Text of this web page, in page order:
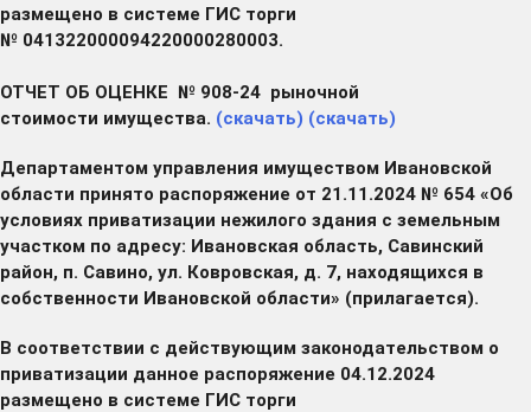
размещено в системе ГИС торги
№ 041322000094220000280003.
ОТЧЕТ ОБ ОЦЕНКЕ № 908-24 рыночной
стоимости имущества. (скачать) (скачать)
Департаментом управления имуществом Ивановской
области принято распоряжение от 21.11.2024 № 654 «Об
условиях приватизации нежилого здания с земельным
участком по адресу: Ивановская область, Савинский
район, п. Савино, ул. Ковровская, д. 7, находящихся в
собственности Ивановской области» (прилагается).
В соответствии с действующим законодательством о
приватизации данное распоряжение 04.12.2024
размещено в системе ГИС торги